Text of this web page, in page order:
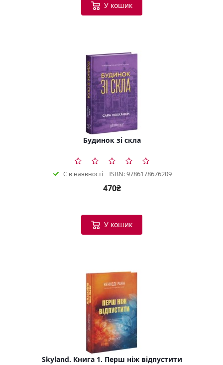
У кошик
Будинок зі скла
Є в наявності ISBN: 9786178676209
470₴
У кошик
Skyland. Книга 1. Перш ніж відпустити